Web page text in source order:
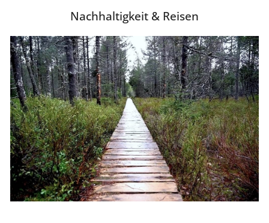
Nachhaltigkeit & Reisen